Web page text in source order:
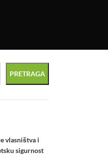
PRETRAGA
vlasništva i
sigurnost